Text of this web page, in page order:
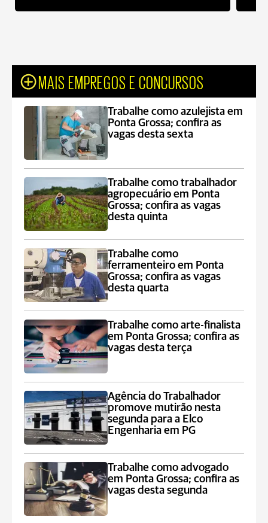
MAIS EMPREGOS E CONCURSOS
Trabalhe como azulejista em
Ponta Grossa; confira as
vagas desta sexta
Trabalhe como trabalhador
agropecuário em Ponta
Grossa; confira as vagas
desta quinta
Trabalhe como
ferramenteiro em Ponta
Grossa; confira as vagas
desta quarta
Trabalhe como arte-finalista
em Ponta Grossa; confira as
vagas desta terça
Agência do Trabalhador
promove mutirão nesta
segunda para a Elco
Engenharia em PG
Trabalhe como advogado
em Ponta Grossa; confira as
vagas desta segunda